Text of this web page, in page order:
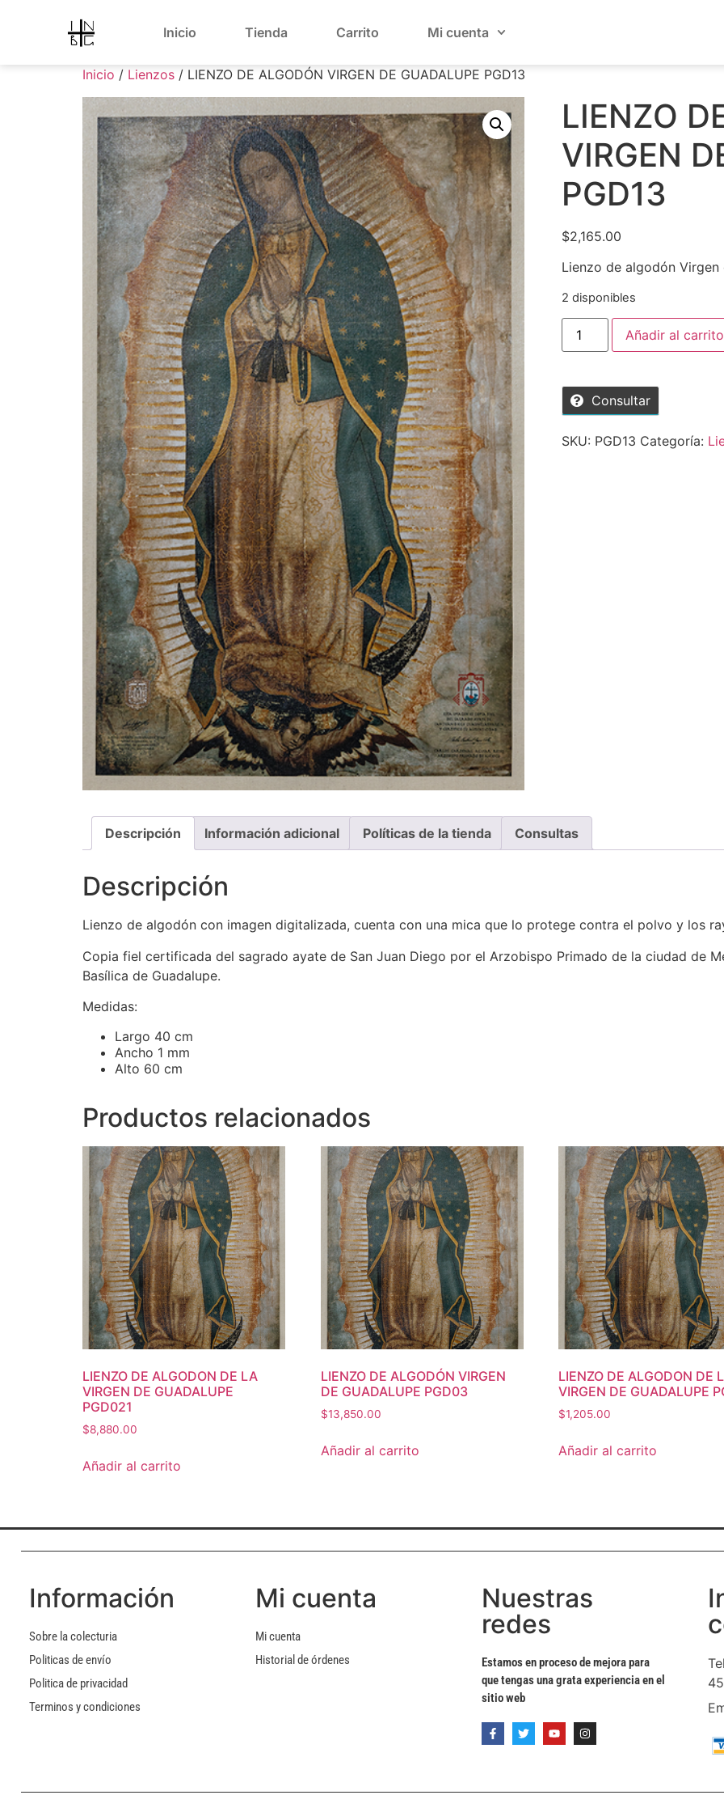
Inicio Tienda Carrito Mi cuenta
Inicio / Lienzos / LIENZO DE ALGODÓN VIRGEN DE GUADALUPE PGD13
LIENZO
VIRGEN
PGD13
$2,165.00
Lienzo de algodón Virgen
2 disponibles
Añadir al carrito
Consultar
SKU: PGD13 Categoría:
Descripción Información adicional Políticas de la tienda Consultas
Descripción
Lienzo de algodón con imagen digitalizada, cuenta con una mica que lo protege contra el polvo y los
Copia fiel certificada del sagrado ayate de San Juan Diego por el Arzobispo Primado de la ciudad de
Basílica de Guadalupe.
Medidas:
Largo 40 cm
Ancho 1 mm
Alto 60 cm
Productos relacionados
LIENZO DE ALGODON DE LA
VIRGEN DE GUADALUPE
PGD021
$8,880.00
Añadir al carrito
LIENZO DE ALGODÓN VIRGEN
DE GUADALUPE PGD03
$13,850.00
Añadir al carrito
LIENZO DE ALGODON DE
VIRGEN DE GUADALUPE
$1,205.00
Añadir al carrito
Información
Sobre la colecturia
Politicas de envío
Politica de privacidad
Terminos y condiciones
Mi cuenta
Mi cuenta
Historial de órdenes
Nuestras
redes
Estamos en proceso de mejora para
que tengas una grata experiencia en el
sitio web